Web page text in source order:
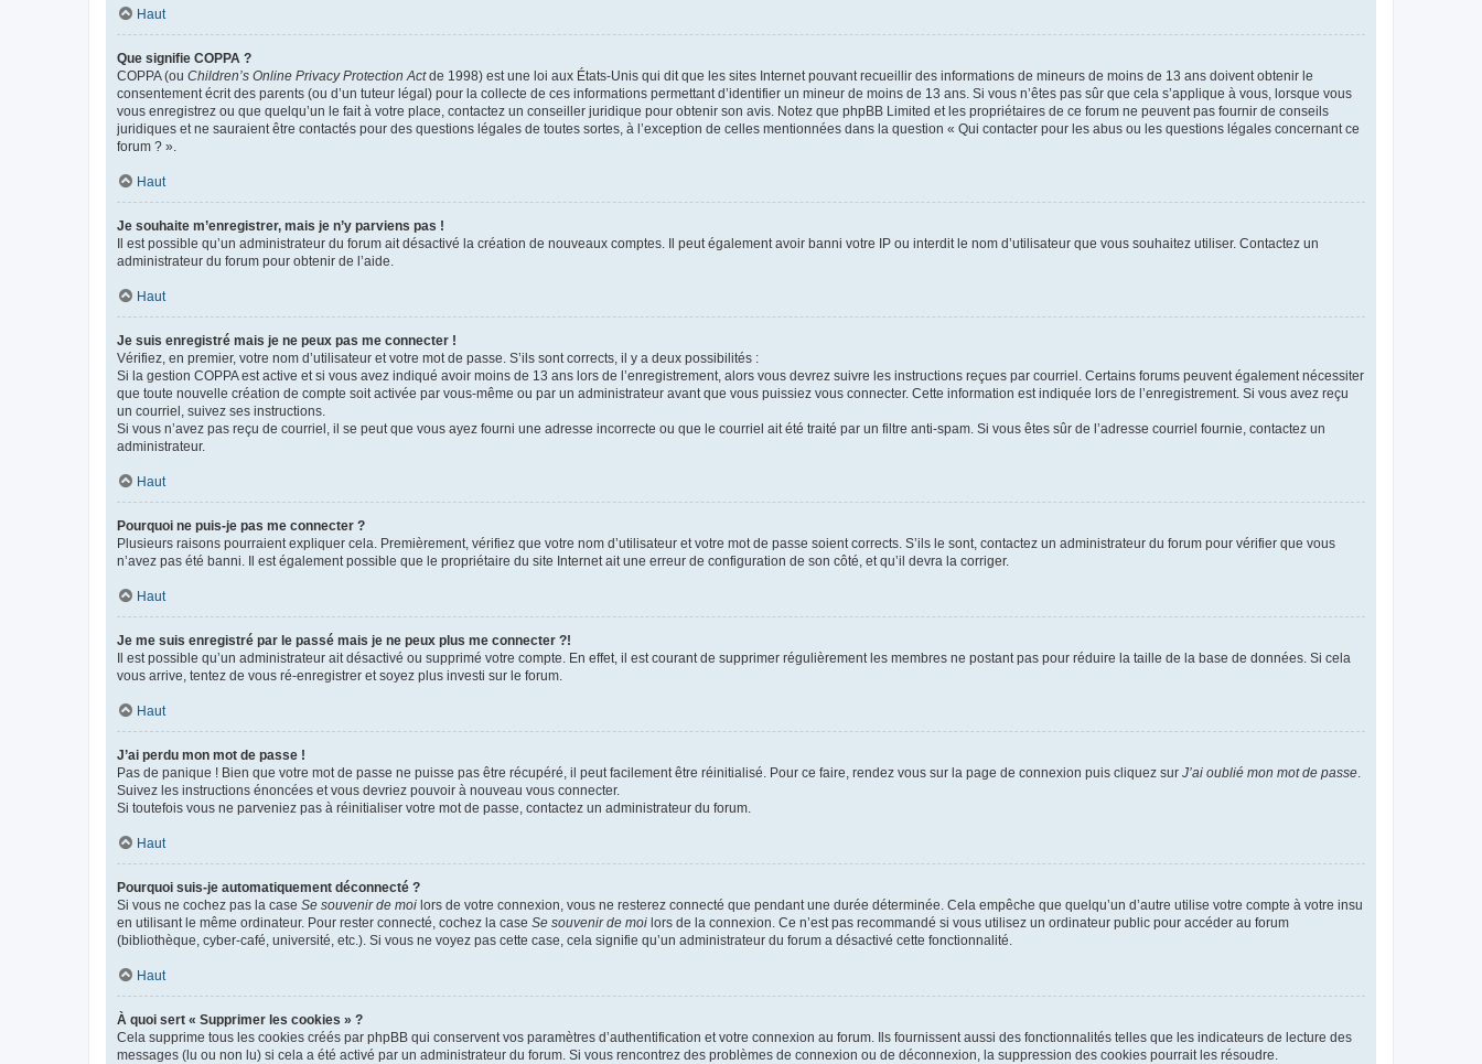
Haut
Que signifie COPPA ?
COPPA (ou Children’s Online Privacy Protection Actde 1998) est une loi aux États-Unis qui dit que les sites Internet pouvant recueillir des informations de mineurs de moins de 13 ans doivent obtenir le
consentement écrit des parents (ou d’un tuteur légal) pour la collecte de ces informations permettant d’identifier un mineur de moins de 13 ans. Si vous n’êtes pas sûr que cela s’applique à vous, lorsque vous
vous enregistrez ou que quelqu’un le fait à votre place, contactez un conseiller juridique pour obtenir son avis. Notez que phpBB Limited et les propriétaires de ce forum ne peuvent pas fournir de conseils
juridiques et ne sauraient être contactés pour des questions légales de toutes sortes, à l’exception de celles mentionnées dans la question « Qui contacter pour les abus ou les questions légales concernant ce
forum ? ».
Haut
Je souhaite m’enregistrer, mais je n’y parviens pas !
Il est possible qu’un administrateur du forum ait désactivé la création de nouveaux comptes. Il peut également avoir banni votre IP ou interdit le nom d’utilisateur que vous souhaitez utiliser. Contactez un
administrateur du forum pour obtenir de l’aide.
Haut
Je suis enregistré mais je ne peux pas me connecter !
Vérifiez, en premier, votre nom d’utilisateur et votre mot de passe. S’ils sont corrects, il y a deux possibilités :
Si la gestion COPPA est active et si vous avez indiqué avoir moins de 13 ans lors de l’enregistrement, alors vous devrez suivre les instructions reçues par courriel. Certains forums peuvent également nécessiter
que toute nouvelle création de compte soit activée par vous-même ou par un administrateur avant que vous puissiez vous connecter. Cette information est indiquée lors de l’enregistrement. Si vous avez reçu
un courriel, suivez ses instructions.
Si vous n’avez pas reçu de courriel, il se peut que vous ayez fourni une adresse incorrecte ou que le courriel ait été traité par un filtre anti-spam. Si vous êtes sûr de l’adresse courriel fournie, contactez un
administrateur.
Haut
Pourquoi ne puis-je pas me connecter ?
Plusieurs raisons pourraient expliquer cela. Premièrement, vérifiez que votre nom d’utilisateur et votre mot de passe soient corrects. S’ils le sont, contactez un administrateur du forum pour vérifier que vous
n’avez pas été banni. Il est également possible que le propriétaire du site Internet ait une erreur de configuration de son côté, et qu’il devra la corriger.
Haut
Je me suis enregistré par le passé mais je ne peux plus me connecter ?!
Il est possible qu’un administrateur ait désactivé ou supprimé votre compte. En effet, il est courant de supprimer régulièrement les membres ne postant pas pour réduire la taille de la base de données. Si cela
vous arrive, tentez de vous ré-enregistrer et soyez plus investi sur le forum.
Haut
J’ai perdu mon mot de passe !
Pas de panique ! Bien que votre mot de passe ne puisse pas être récupéré, il peut facilement être réinitialisé. Pour ce faire, rendez vous sur la page de connexion puis cliquez sur J’ai oublié mon mot de passe
Suivez les instructions énoncées et vous devriez pouvoir à nouveau vous connecter.
Si toutefois vous ne parveniez pas à réinitialiser votre mot de passe, contactez un administrateur du forum.
Haut
Pourquoi suis-je automatiquement déconnecté ?
Si vous ne cochez pas la case Se souvenir de moi lors de votre connexion, vous ne resterez connecté que pendant une durée déterminée. Cela empêche que quelqu’un d’autre utilise votre compte à votre insu
en utilisant le même ordinateur. Pour rester connecté, cochez la case Se souvenir de moi lors de la connexion. Ce n’est pas recommandé si vous utilisez un ordinateur public pour accéder au forum
(bibliothèque, cyber-café, université, etc.). Si vous ne voyez pas cette case, cela signifie qu’un administrateur du forum a désactivé cette fonctionnalité.
Haut
À quoi sert « Supprimer les cookies » ?
Cela supprime tous les cookies créés par phpBB qui conservent vos paramètres d’authentification et votre connexion au forum. Ils fournissent aussi des fonctionnalités telles que les indicateurs de lecture des
messages (lu ou non lu) si cela a été activé par un administrateur du forum. Si vous rencontrez des problèmes de connexion ou de déconnexion, la suppression des cookies pourrait les résoudre.